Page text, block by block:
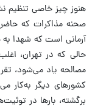
هنوز چیز خاصی تنظیم
صحنه مذاکرات که
آرمانی است که شهدا
حالی که در تهران،
مصالحه یاد می‌شود،
کشور‌های دیگر به‌کار
برگشته، بار‌ها در